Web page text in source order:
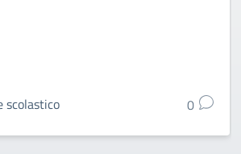
scolastico 0